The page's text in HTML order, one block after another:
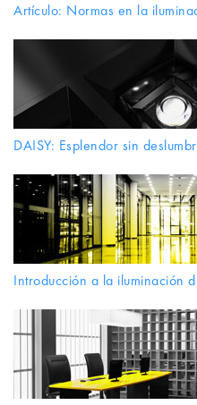
Artículo: Normas en la
DAISY: Esplendor sin
Introducción a la iluminación